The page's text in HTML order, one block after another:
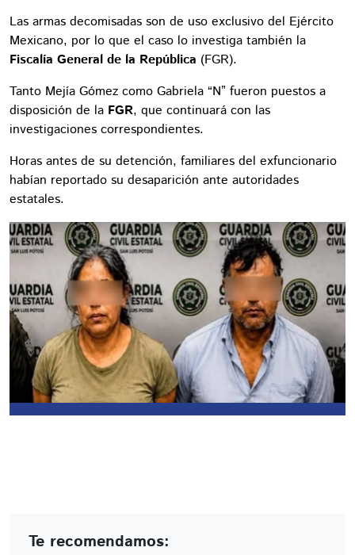
Las armas decomisadas son de uso exclusivo del Ejército
Mexicano, por lo que el caso lo investiga también la
Fiscalía General de la República (FGR).
Tanto Mejía Gómez como Gabriela “N” fueron puestos a
disposición de la FGR, que continuará con las
investigaciones correspondientes.
Horas antes de su detención, familiares del exfuncionario
habían reportado su desaparición ante autoridades
estatales.
Te recomendamos: